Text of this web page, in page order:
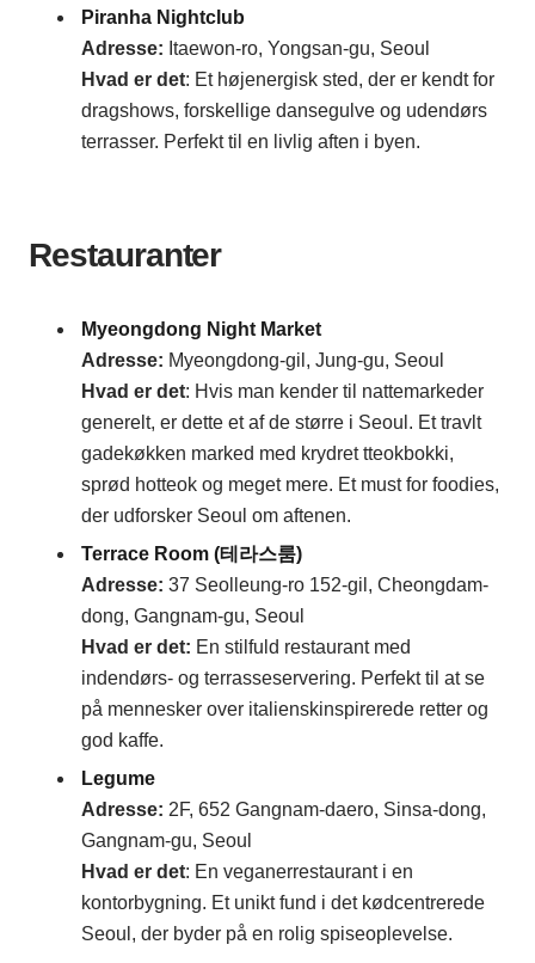
Piranha Nightclub
Adresse: Itaewon-ro, Yongsan-gu, Seoul
Hvad er det: Et højenergisk sted, der er kendt for
dragshows, forskellige dansegulve og udendørs
terrasser. Perfekt til en livlig aften i byen.
Restauranter
Myeongdong Night Market
Adresse: Myeongdong-gil, Jung-gu, Seoul
Hvad er det: Hvis man kender til nattemarkeder
generelt, er dette et af de større i Seoul. Et travlt
gadekøkken marked med krydret tteokbokki,
sprød hotteok og meget mere. Et must for foodies,
der udforsker Seoul om aftenen.
Terrace Room (테라스룸)
Adresse: 37 Seolleung-ro 152-gil, Cheongdam-
dong, Gangnam-gu, Seoul
Hvad er det: En stilfuld restaurant med
indendørs- og terrasseservering. Perfekt til at se
på mennesker over italienskinspirerede retter og
god kaffe.
Legume
Adresse: 2F, 652 Gangnam-daero, Sinsa-dong,
Gangnam-gu, Seoul
Hvad er det: En veganerrestaurant i en
kontorbygning. Et unikt fund i det kødcentrerede
Seoul, der byder på en rolig spiseoplevelse.